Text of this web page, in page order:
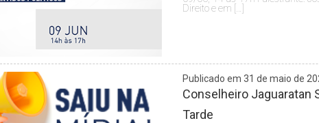
Direito e em […]
Publicado em 31 de maio de
Conselheiro Jaguaratan
Tarde